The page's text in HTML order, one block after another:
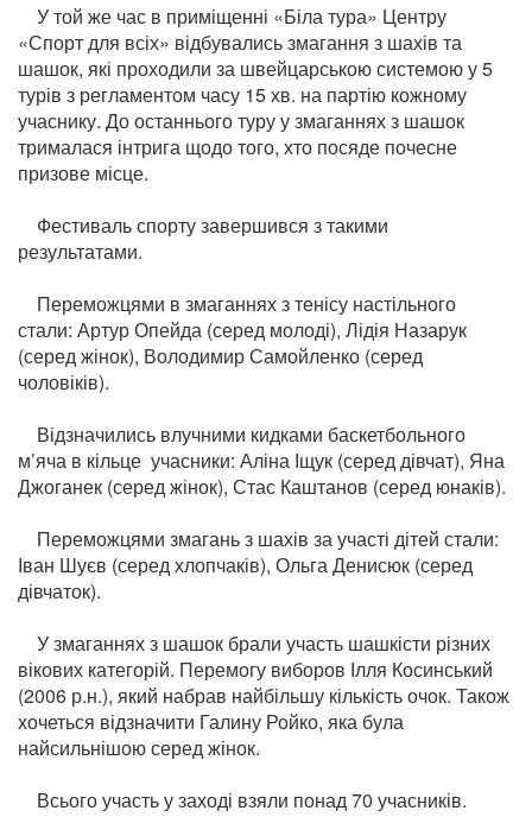
У той же час в приміщенні «Біла тура» Центру
«Спорт для всіх» відбувались змагання з шахів та
шашок, які проходили за швейцарською системою у 5
турів з регламентом часу 15 хв. на партію кожному
учаснику. До останнього туру у змаганнях з шашок
трималася інтрига щодо того, хто посяде почесне
призове місце.
Фестиваль спорту завершився з такими
результатами.
Переможцями в змаганнях з тенісу настільного
стали: Артур Опейда (серед молоді), Лідія Назарук
(серед жінок), Володимир Самойленко (серед
чоловіків).
Відзначились влучними кидками баскетбольного
м’яча в кільце учасники: Аліна Іщук (серед дівчат), Яна
Джоганек (серед жінок), Стас Каштанов (серед юнаків).
Переможцями змагань з шахів за участі дітей стали:
Іван Шуєв (серед хлопчаків), Ольга Денисюк (серед
дівчаток).
У змаганнях з шашок брали участь шашкісти різних
вікових категорій. Перемогу виборов Ілля Косинський
(2006 р.н.), який набрав найбільшу кількість очок. Також
хочеться відзначити Галину Ройко, яка була
найсильнішою серед жінок.
Всього участь у заході взяли понад 70 учасників.